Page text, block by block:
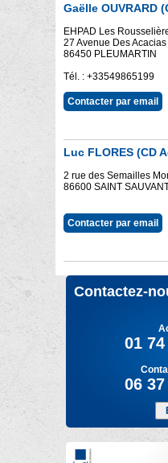
Gaëlle OUVRARD
EHPAD Les
27 Avenue Des Acacias
86450 PLEUMARTIN
Tél. : +33549865199
Contacter par email
Luc FLORES (CD
2 rue des Semailles
86600 SAINT
Contacter par email
Contactez-
01
06